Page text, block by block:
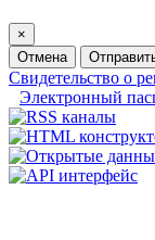
×
Отмена
Свидетельство о
Электронный